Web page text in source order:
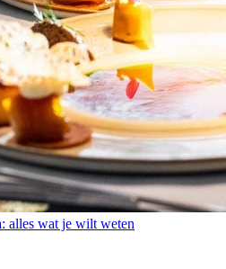
alles wat je wilt weten